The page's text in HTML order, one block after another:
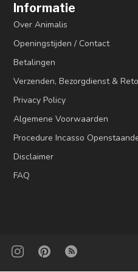
Informatie
Over Animalis
Openingstijden / Contact
Betalingen
Verzenden, Bezorgdienst &
Privacy Policy
Algemene Voorwaarden
Procedure Incasso
Disclaimer
FAQ